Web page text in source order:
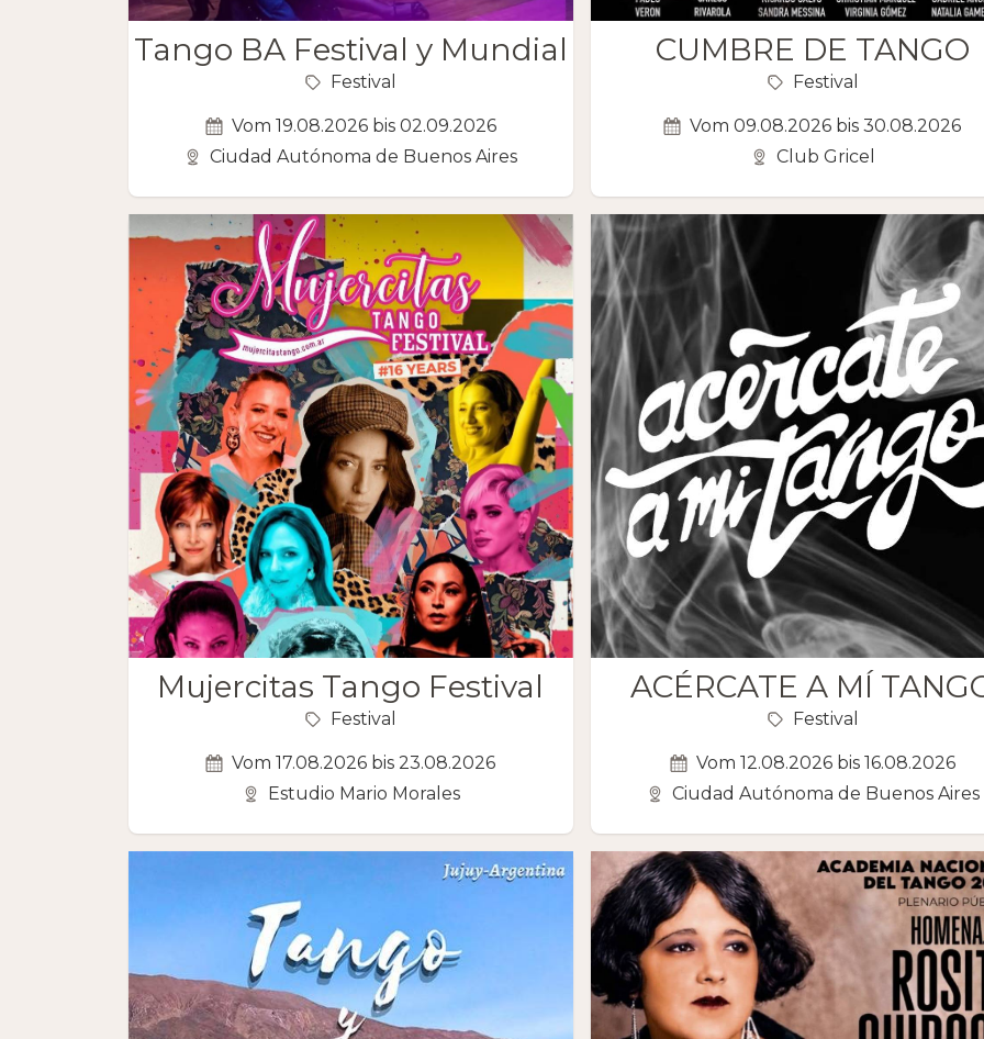
Tango BA Festival y Mundial
Festival
Vom 19.08.2026 bis 02.09.2026
Ciudad Autónoma de Buenos Aires
CUMBRE DE TANGO
Festival
Vom 09.08.2026 bis 30.08.2026
Club Gricel
Mujercitas Tango Festival
Festival
Vom 17.08.2026 bis 23.08.2026
Estudio Mario Morales
ACÉRCATE A MÍ
Festival
Vom 12.08.2026 bis 16.08.2026
Ciudad Autónoma de Buenos Aires